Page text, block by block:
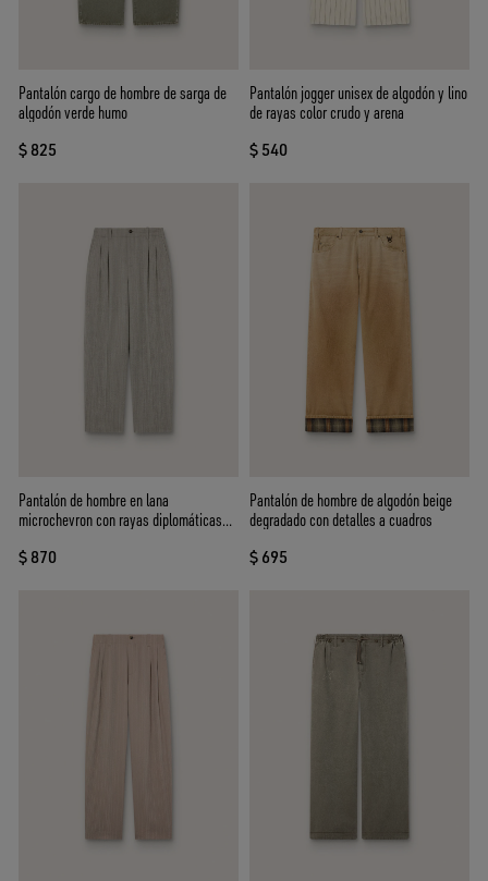
Pantalón cargo de hombre de sarga de
algodón verde humo
$ 825
Pantalón jogger unisex de algodón y lino
de rayas color crudo y arena
$ 540
Pantalón de hombre en lana
microchevron con rayas diplomáticas
$ 870
Pantalón de hombre de algodón beige
degradado con detalles a cuadros
$ 695